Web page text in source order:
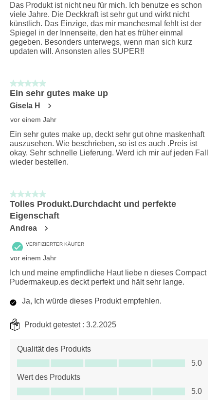
Das Produkt ist nicht neu für mich. Ich benutze es schon
viele Jahre. Die Deckkraft ist sehr gut und wirkt nicht
künstlich. Das Einzige, das mir manchesmal fehlt ist der
Spiegel in der Innenseite, den hat es früher einmal
gegeben. Besonders unterwegs, wenn man sich kurz
updaten will. Ansonsten alles SUPER!!
5 von 5 Sternen.
Ein sehr gutes make up
Gisela H
vor einem Jahr
Ein sehr gutes make up, deckt sehr gut ohne maskenhaft
auszusehen. Wie beschrieben, so ist es auch .Preis ist
okay. Sehr schnelle Lieferung. Werd ich mir auf jeden Fall
wieder bestellen.
5 von 5 Sternen.
Tolles Produkt.Durchdacht und perfekte
Eigenschaft
Andrea
VERIFIZIERTER KÄUFER
vor einem Jahr
Ich und meine empfindliche Haut liebe n dieses Compact
Pudermakeup.es deckt perfekt und hält sehr lange.
Ja, Ich würde dieses Produkt empfehlen.
Produkt getestet : 3.2.2025
Qualität des Produkts
Qualität des Produkts, 5.0 von 5
5.0
Wert des Produkts
Wert des Produkts, 5.0 von 5
5.0